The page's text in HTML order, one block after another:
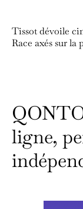
Tissot dévoile
Race axés sur la
ligne,